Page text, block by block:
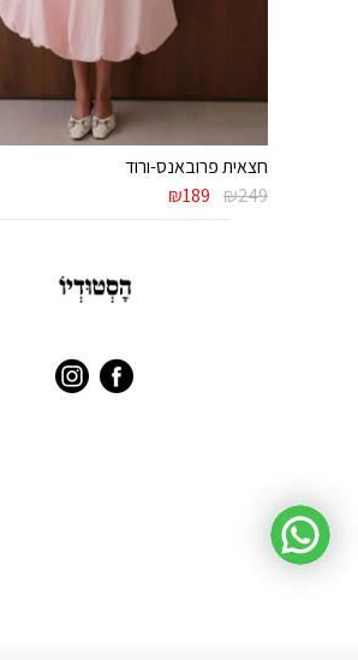
חצאית פרובאנס-ורוד
₪249
המחיר₪189